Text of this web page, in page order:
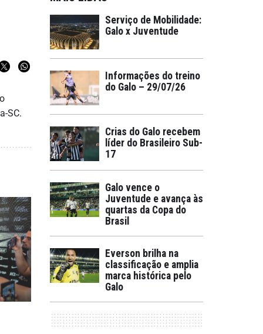
SC.
Serviço de Mobilidade:
Galo x Juventude
Informações do treino
do Galo – 29/07/26
Crias do Galo recebem
líder do Brasileiro Sub-
17
Galo vence o
Juventude e avança às
quartas da Copa do
Brasil
Everson brilha na
classificação e amplia
marca histórica pelo
Galo